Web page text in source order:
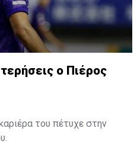
ο Πιέρος
του πέτυχε στην